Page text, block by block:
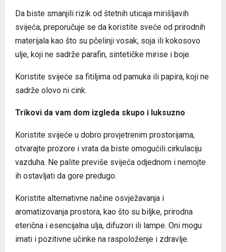
Da biste smanjili rizik od štetnih uticaja mirišljavih
svijeća, preporučuje se da koristite sveće od prirodnih
materijala kao što su pčelinji vosak, soja ili kokosovo
ulje, koji ne sadrže parafin, sintetičke mirise i boje.
Koristite svijeće sa fitiljima od pamuka ili papira, koji ne
sadrže olovo ni cink.
Trikovi da vam dom izgleda skupo i luksuzno
Koristite svijeće u dobro provjetrenim prostorijama,
otvarajte prozore i vrata da biste omogućili cirkulaciju
vazduha. Ne palite previše svijeća odjednom i nemojte
ih ostavljati da gore predugo.
Koristite alternativne načine osvježavanja i
aromatizovanja prostora, kao što su biljke, prirodna
eterična i esencijalna ulja, difuzori ili lampe. Oni mogu
imati i pozitivne učinke na raspoloženje i zdravlje.